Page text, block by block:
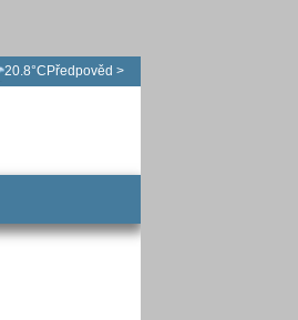
20.8°C Předpověd >